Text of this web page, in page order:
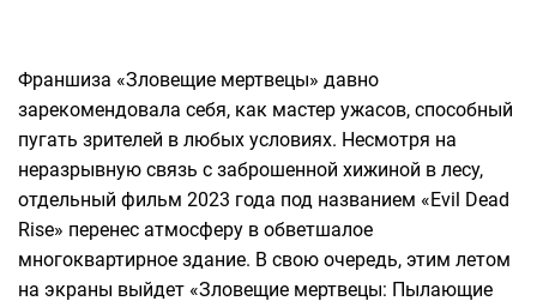
Франшиза «Зловещие мертвецы» давно
зарекомендовала себя, как мастер ужасов, способный
пугать зрителей в любых условиях. Несмотря на
неразрывную связь с заброшенной хижиной в лесу,
отдельный фильм 2023 года под названием «Evil Dead
Rise» перенес атмосферу в обветшалое
многоквартирное здание. В свою очередь, этим летом
на экраны выйдет «Зловещие мертвецы: Пылающие